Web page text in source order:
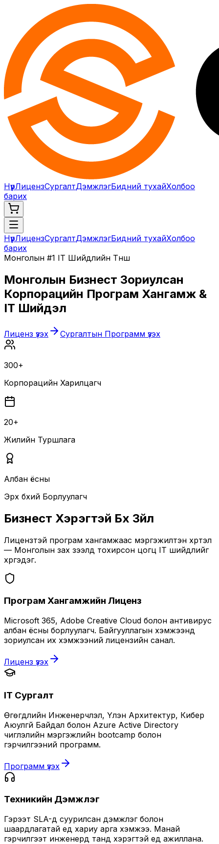
НүүрЛицензСургалтДэмжлэгБидний тухайХолбоо
барих
НүүрЛицензСургалтДэмжлэгБидний тухайХолбоо
барих
Монголын #1 IT Шийдлийн Түнш
Монголын Бизнест Зориулсан
Корпорацийн Програм Хангамж &
IT Шийдэл
Лиценз үзэх Сургалтын Программ үзэх
300+
Корпорацийн Харилцагч
20+
Жилийн Туршлага
Албан ёсны
Эрх бүхий Борлуулагч
Бизнест Хэрэгтэй Бүх Зүйл
Лицензтэй програм хангамжаас мэргэжилтэн хүртэл
— Монголын зах зээлд тохирсон цогц IT шийдлийг
хүргэдэг.
Програм Хангамжийн Лиценз
Microsoft 365, Adobe Creative Cloud болон антивирус
албан ёсны борлуулагч. Байгууллагын хэмжээнд
зориулсан их хэмжээний лицензийн санал.
Лиценз үзэх
IT Сургалт
Өгөгдлийн Инженерчлэл, Үүлэн Архитектур, Кибер
Аюулгүй Байдал болон Azure Active Directory
чиглэлийн мэргэжлийн bootcamp болон
гэрчилгээний программ.
Программ үзэх
Техникийн Дэмжлэг
Гэрээт SLA-д суурилсан дэмжлэг болон
шаардлагатай үед хариу арга хэмжээ. Манай
гэрчилгээт инженерүүд танд хэрэгтэй үед ажиллана.